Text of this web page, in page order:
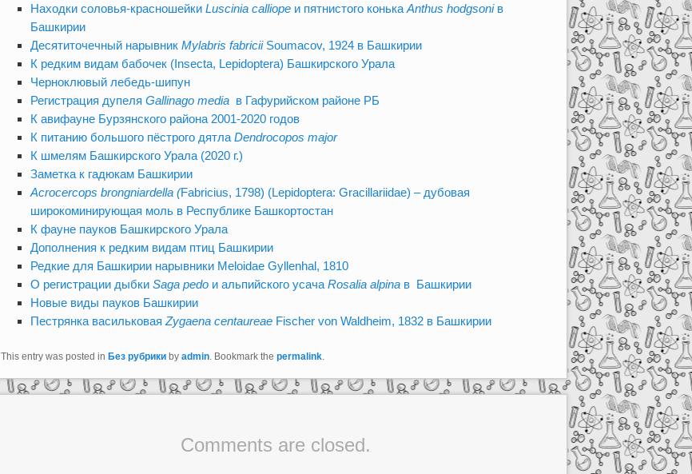
Находки соловья-красношейкиLuscinia calliope и пятнистого конькаAnthus hodgsoniв
Башкирии
Десятиточечный нарывникMylabris fabriciiSoumacov, 1924 в Башкирии
К редким видам бабочек (Insecta, Lepidoptera) Башкирского Урала
Черноклювый лебедь-шипун
Регистрация дупеляGallinago media в Гафурийском районе РБ
К авифауне Бурзянского района 2001-2020 годов
К питанию большого пёстрого дятлаDendrocopos major
К шмелям Башкирского Урала (2020 г.)
Заметка к гадюкам Башкирии
Acrocercops brongniardella (Fabricius, 1798) (Lepidoptera: Gracillariidae) – дубовая
широкоминирующая моль в Республике Башкортостан
К фауне пауков Башкирского Урала
Дополнения к редким видам птиц Башкирии
Редкие для Башкирии нарывники Meloidae Gyllenhal, 1810
О регистрации дыбкиSaga pedo и альпийского усачаRosalia alpina в Башкирии
Новые виды пауков Башкирии
Пестрянка васильковаяZygaena centaureae Fischer von Waldheim, 1832 в Башкирии
This entry was posted in Без рубрикиby admin. Bookmark the permalink.
Comments are closed.